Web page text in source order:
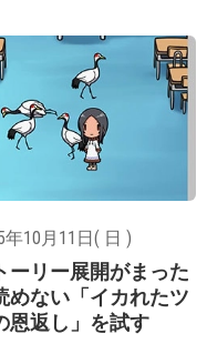
年10月11日( 日 )
ーリー展開がまった
めない「イカれたツ
恩返し」を試す